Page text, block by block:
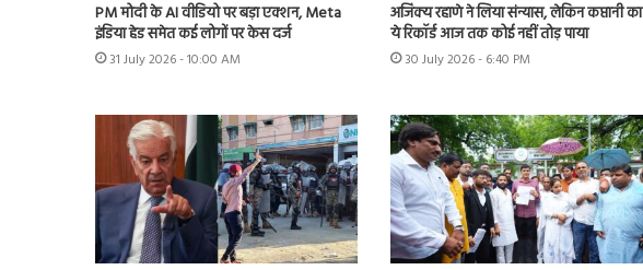
PM मोदी के AI वीडियो पर बड़ा एक्शन, Meta
इंडिया हेड समेत कई लोगों पर केस दर्ज
31 July 2026 - 10:00 AM
अजिंक्य रहाणे ने लिया संन्यास, लेकिन कप्तानी का
ये रिकॉर्ड आज तक कोई नहीं तोड़ पाया
30 July 2026 - 6:40 PM